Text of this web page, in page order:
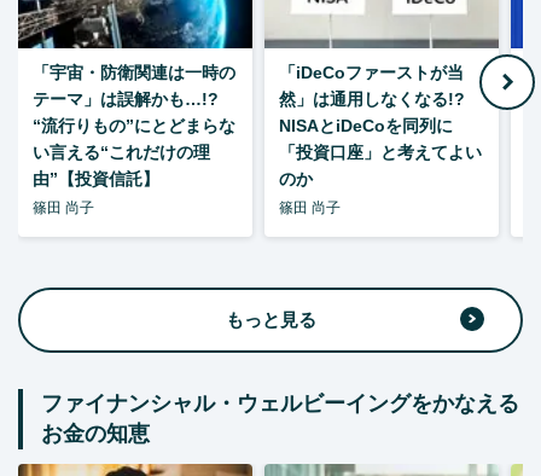
「宇宙・防衛関連は一時の
テーマ」は誤解かも…!?
“流行りもの”にとどまらな
い言える“これだけの理
由”【投資信託】
篠田 尚子
「iDeCoファーストが当
然」は通用しなくなる!?
NISAとiDeCoを同列に
「投資口座」と考えてよい
のか
篠田 尚子
もっと見る
ファイナンシャル・ウェルビーイングをかなえる
お金の知恵